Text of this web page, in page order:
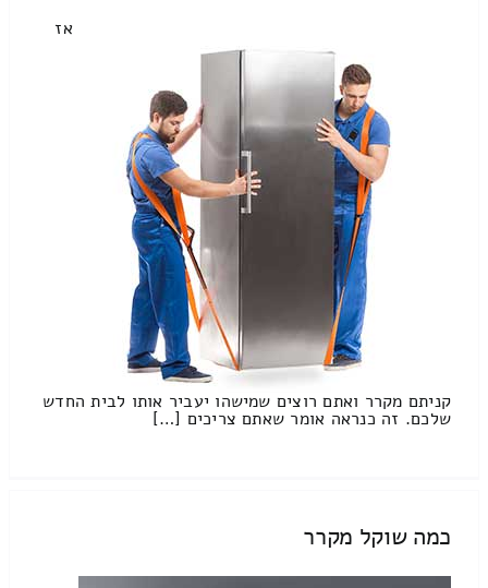
אז
קניתם מקרר ואתם רוצים שמישהו יעביר אותו לבית החדש
שלכם. זה כנראה אומר שאתם צריכים […]
כמה שוקל מקרר